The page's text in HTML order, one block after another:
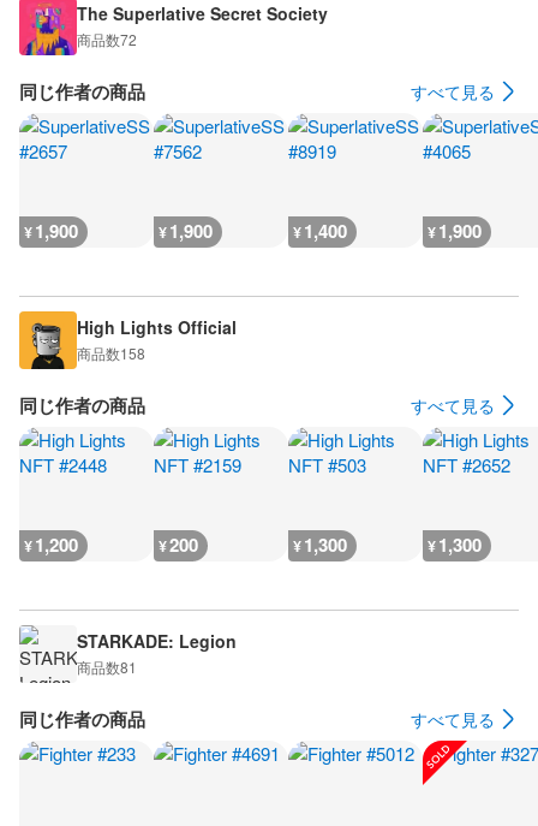
The Superlative Secret Society
商品数72
同じ作者の商品 すべて見る
¥1,900 ¥1,900 ¥1,400 ¥1,900
High Lights Official
商品数158
同じ作者の商品 すべて見る
¥1,200 ¥200 ¥1,300 ¥1,300
STARKADE: Legion
商品数81
同じ作者の商品 すべて見る